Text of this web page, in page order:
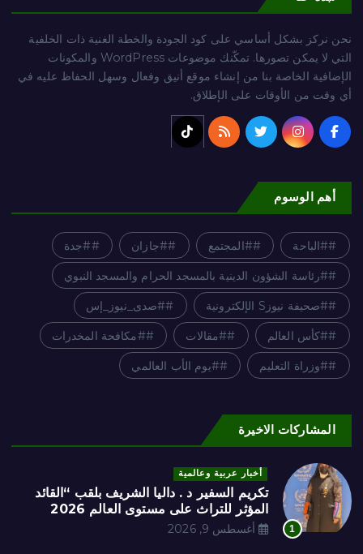
نحن نركز بشكل أساسي على كود الجودة والخطة الغنية ذات الخلفية
التي لا يمكن تصورها. تمكّنك موضوعات WordPress والمكونات
الإضافية الخاصة بنا من إنشاء موقع أنيق وفعال وسهل الحفاظ عليه في
أي وقت من الأوقات على الإطلاق.
أهم الوسوم
#الباحة #المجتمع #جازان #جدة
#رئاسة الشؤون الدينية بالمسجد الحرام والمسجد النبوي
#صحيفة نيوزS الإلكترونية #صدى_نيوز_إس
#كأس العالم #مقالات #مكافحة المخدرات
#وزراة التعليم #يوم الأب العالمي
المشاركات الاخيرة
1
أخبار عربية وعالمية
تكريم السفير د . داليا الشريف بلقب “القائد
المؤثر للتراث على مستوى العالم 2026
أغسطس 9, 2026